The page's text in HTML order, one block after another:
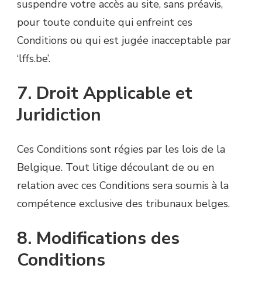
suspendre votre accès au site, sans préavis,
pour toute conduite qui enfreint ces
Conditions ou qui est jugée inacceptable par
‘lffs.be’.
7. Droit Applicable et
Juridiction
Ces Conditions sont régies par les lois de la
Belgique. Tout litige découlant de ou en
relation avec ces Conditions sera soumis à la
compétence exclusive des tribunaux belges.
8. Modifications des
Conditions